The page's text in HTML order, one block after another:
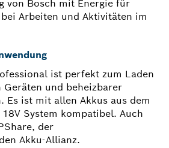
von Bosch mit Energie für
Arbeiten und Aktivitäten im
ist perfekt zum Laden
Geräten und beheizbarer
Es ist mit allen Akkus aus dem
System kompatibel. Auch
der
Akku-Allianz.